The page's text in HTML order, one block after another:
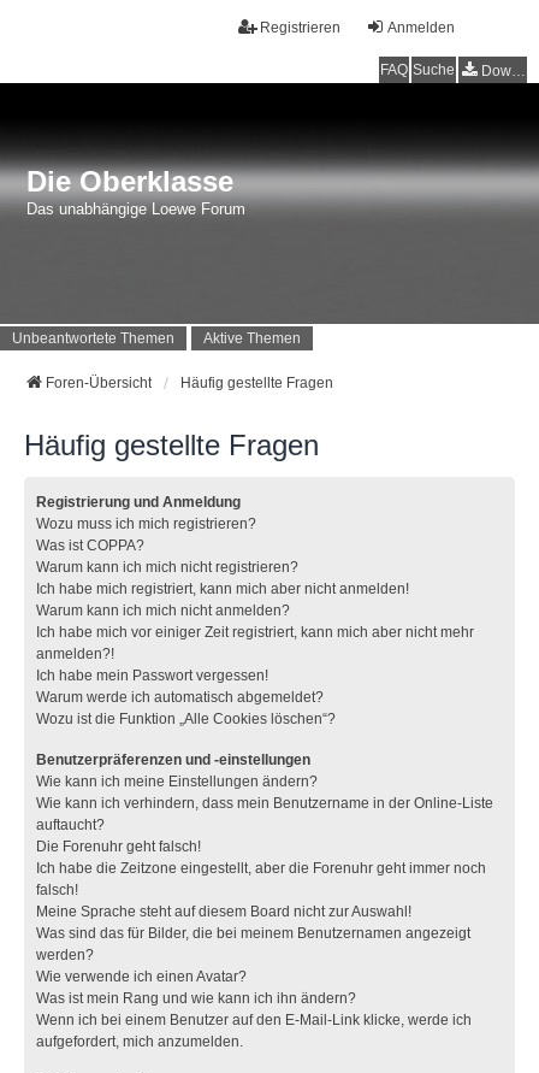
Anmelden
Registrieren
FAQ Suche Downloads
Die Oberklasse
Das unabhängige Loewe Forum
Unbeantwortete Themen Aktive Themen
Foren-Übersicht Häufig gestellte Fragen
Häufig gestellte Fragen
Registrierung und Anmeldung
Wozu muss ich mich registrieren?
Was ist COPPA?
Warum kann ich mich nicht registrieren?
Ich habe mich registriert, kann mich aber nicht anmelden!
Warum kann ich mich nicht anmelden?
Ich habe mich vor einiger Zeit registriert, kann mich aber nicht mehr
anmelden?!
Ich habe mein Passwort vergessen!
Warum werde ich automatisch abgemeldet?
Wozu ist die Funktion „Alle Cookies löschen“?
Benutzerpräferenzen und -einstellungen
Wie kann ich meine Einstellungen ändern?
Wie kann ich verhindern, dass mein Benutzername in der Online-Liste
auftaucht?
Die Forenuhr geht falsch!
Ich habe die Zeitzone eingestellt, aber die Forenuhr geht immer noch
falsch!
Meine Sprache steht auf diesem Board nicht zur Auswahl!
Was sind das für Bilder, die bei meinem Benutzernamen angezeigt
werden?
Wie verwende ich einen Avatar?
Was ist mein Rang und wie kann ich ihn ändern?
Wenn ich bei einem Benutzer auf den E-Mail-Link klicke, werde ich
aufgefordert, mich anzumelden.